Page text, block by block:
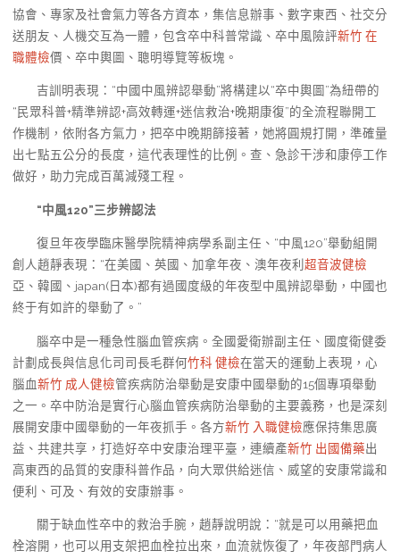
協會、專家及社會氣力等各方資本，集信息辦事、數字東西、社交分
送朋友、人機交互為一體，包含卒中科普常識、卒中風險評新竹 在
職體檢價、卒中輿圖、聰明導覽等板塊。
吉訓明表現：“中國中風辨認舉動”將構建以“卒中輿圖”為紐帶的
“民眾科普+精準辨認+高效轉運+迷信救治+晚期康復”的全流程聯開工
作機制，依附各方氣力，把卒中晚期篩接著，她將圓規打開，準確量
出七點五公分的長度，這代表理性的比例。查、急診干涉和康停工作
做好，助力完成百萬減殘工程。
“中風120”三步辨認法
復旦年夜學臨床醫學院精神病學系副主任、“中風120”舉動組開
創人趙靜表現：“在美國、英國、加拿年夜、澳年夜利 超音波健檢
亞、韓國、japan(日本)都有過國度級的年夜型中風辨認舉動，中國也
終于有如許的舉動了。”
腦卒中是一種急性腦血管疾病。全國愛衛辦副主任、國度衛健委
計劃成長與信息化司司長毛群何竹科 健檢在當天的運動上表現，心
腦血新竹 成人健檢管疾病防治舉動是安康中國舉動的15個專項舉動
之一。卒中防治是實行心腦血管疾病防治舉動的主要義務，也是深刻
展開安康中國舉動的一年夜抓手。各方新竹 入職健檢應保持集思廣
益、共建共享，打造好卒中安康治理平臺，連續產新竹 出國備藥出
高東西的品質的安康科普作品，向大眾供給迷信、威望的安康常識和
便利、可及、有效的安康辦事。
關于缺血性卒中的救治手腕，趙靜說明說：“就是可以用藥把血
栓溶開，也可以用支架把血栓拉出來，血流就恢復了，年夜部門病人